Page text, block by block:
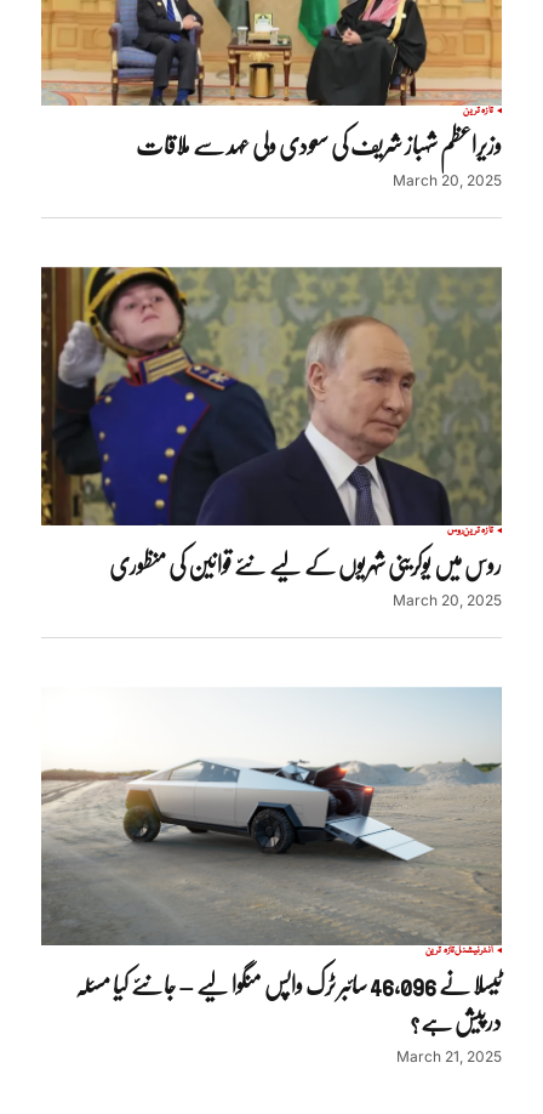
تازہ ترین
وزیراعظم شہباز شریف کی سعودی ولی عہد سے ملاقات
March 20, 2025
تازہ ترینروس
روس میں یوکرینی شہریوں کے لیے نئے قوانین کی منظوری
March 20, 2025
انٹرنیشنلتازہ ترین
ٹیسلا نے 46,096 سائبر ٹرک واپس منگوا لیے – جانئے کیا مسئلہ
درپیش ہے؟
March 21, 2025